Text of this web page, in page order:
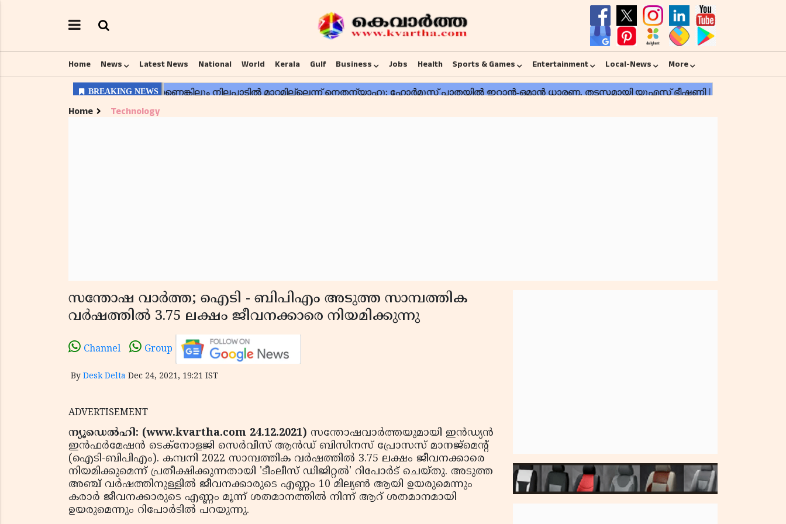
Home News Latest News National World Kerala Gulf Business Jobs Health Sports & Games Entertainment Local-News More
Home Technology
സന്തോഷ വാർത്ത; ഐടി - ബിപിഎം അടുത്ത സാമ്പത്തിക
വർഷത്തിൽ 3.75 ലക്ഷം ജീവനക്കാരെ നിയമിക്കുന്നു
Channel Group
By Desk Delta Dec 24, 2021, 19:21 IST
ADVERTISEMENT
ന്യൂഡെൽഹി: (www.kvartha.com 24.12.2021) സന്തോഷവാർത്തയുമായി ഇൻഡ്യൻ
ഇൻഫർമേഷൻ ടെക്‌നോളജി സെർവീസ് ആൻഡ് ബിസിനസ് പ്രോസസ് മാനജ്‌മെന്റ്
(ഐടി-ബിപിഎം). കമ്പനി 2022 സാമ്പത്തിക വർഷത്തിൽ 3.75 ലക്ഷം ജീവനക്കാരെ
നിയമിക്കുമെന്ന് പ്രതീക്ഷിക്കുന്നതായി 'ടീംലീസ് ഡിജിറ്റൽ' റിപോർട് ചെയ്തു. അടുത്ത
അഞ്ച് വർഷത്തിനുള്ളിൽ ജീവനക്കാരുടെ എണ്ണം 10 മില്യൺ ആയി ഉയരുമെന്നും
കരാർ ജീവനക്കാരുടെ എണ്ണം മൂന്ന് ശതമാനത്തിൽ നിന്ന് ആറ് ശതമാനമായി
ഉയരുമെന്നും റിപോർടിൽ പറയുന്നു.